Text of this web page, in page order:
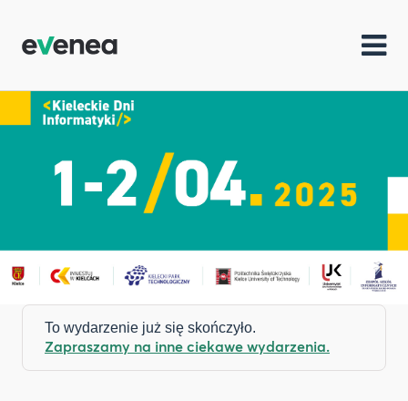
To wydarzenie już się skończyło.
Zapraszamy na inne ciekawe wydarzenia.